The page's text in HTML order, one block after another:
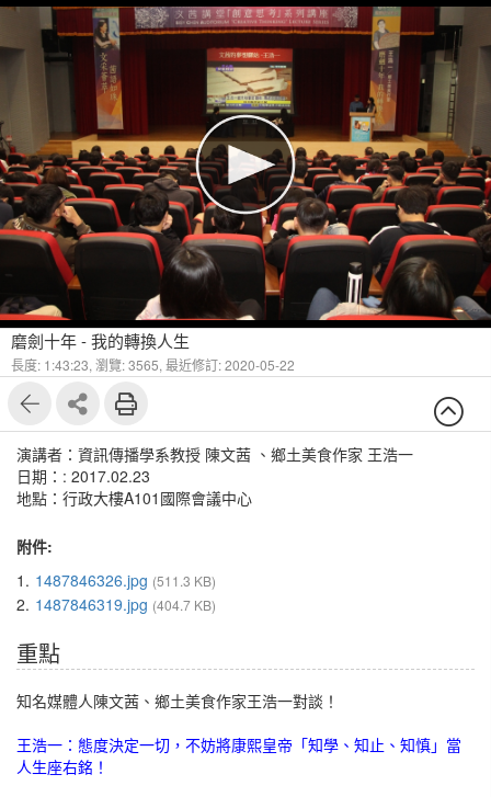
磨劍十年 - 我的轉換人生
長度: 1:43:23, 瀏覽: 3565, 最近修訂: 2020-05-22
演講者：資訊傳播學系教授 陳文茜 、鄉土美食作家 王浩一
日期：: 2017.02.23
地點：行政大樓A101國際會議中心
附件:
1. 1487846326.jpg (511.3 KB)
2. 1487846319.jpg (404.7 KB)
重點
知名媒體人陳文茜、鄉土美食作家王浩一對談！
王浩一：態度決定一切，不妨將康熙皇帝「知學、知止、知慎」當
人生座右銘！